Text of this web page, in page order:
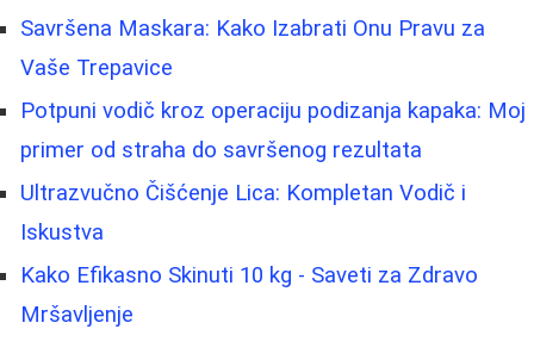
Savršena Maskara: Kako Izabrati Onu Pravu za
Vaše Trepavice
Potpuni vodič kroz operaciju podizanja kapaka: Moj
primer od straha do savršenog rezultata
Ultrazvučno Čišćenje Lica: Kompletan Vodič i
Iskustva
Kako Efikasno Skinuti 10 kg - Saveti za Zdravo
Mršavljenje